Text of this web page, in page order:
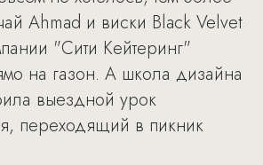
Ahmad и виски Black Velvet
"Сити Кейтеринг"
на газон. А школа дизайна
выездной урок
переходящий в пикник